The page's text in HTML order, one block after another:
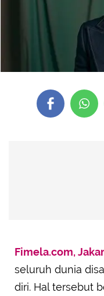
Fimela.com,
seluruh dunia
diri. Hal tersebut